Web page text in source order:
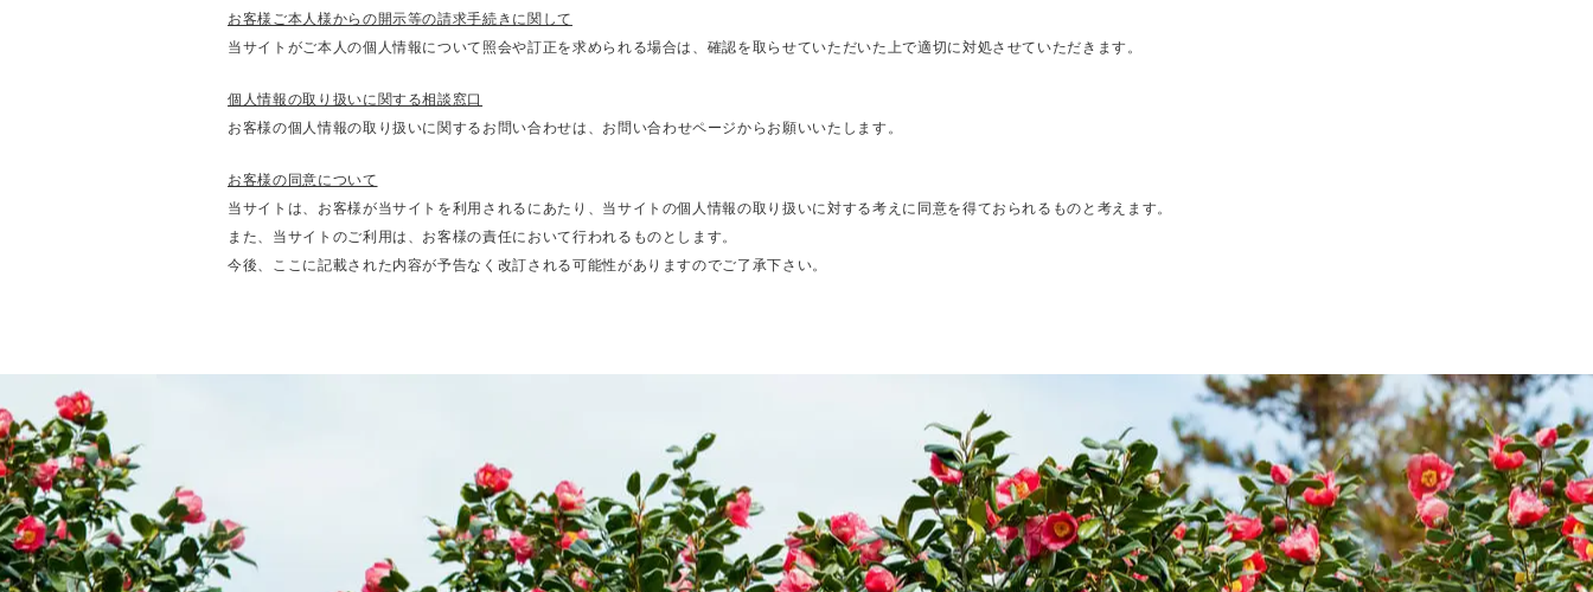
お客様ご本人様からの開示等の請求手続きに関して
当サイトがご本人の個人情報について照会や訂正を求められる場合は、確認を取らせていただいた上で適切に対処させていただきます。
個人情報の取り扱いに関する相談窓口
お客様の個人情報の取り扱いに関するお問い合わせは、 お問い合わせページからお願いいたします。
お客様の同意について
当サイトは、お客様が当サイトを利用されるにあたり、当サイトの個人情報の取り扱いに対する考えに同意を得ておられるものと考えます。
また、当サイトのご利用は、お客様の責任において行われるものとします。
今後、ここに記載された内容が予告なく改訂される可能性がありますのでご了承下さい。